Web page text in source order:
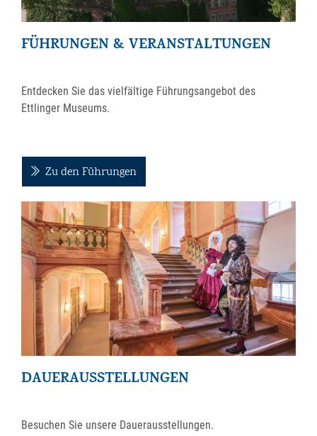
FÜHRUNGEN & VERANSTALTUNGEN
Entdecken Sie das vielfältige Führungsangebot des
Ettlinger Museums.
Zu den Führungen
DAUERAUSSTELLUNGEN
Besuchen Sie unsere Dauerausstellungen.